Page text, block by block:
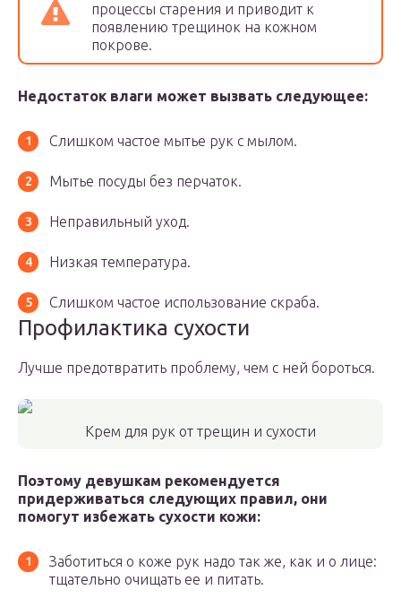
процессы старения и приводит к
появлению трещинок на кожном
покрове.
Недостаток влаги может вызвать следующее:
Слишком частое мытье рук с мылом.
Мытье посуды без перчаток.
Неправильный уход.
Низкая температура.
Слишком частое использование скраба.
Профилактика сухости
Лучше предотвратить проблему, чем с ней бороться.
Крем для рук от трещин и сухости
Поэтому девушкам рекомендуется
придерживаться следующих правил, они
помогут избежать сухости кожи:
Заботиться о коже рук надо так же, как и о лице:
тщательно очищать ее и питать.